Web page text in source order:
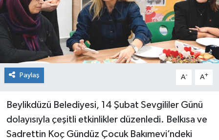
Paylaş A- A+
Beylikdüzü Belediyesi, 14 Şubat Sevgililer Günü
dolayısıyla çeşitli etkinlikler düzenledi. Belkısa ve
Sadrettin Koç Gündüz Çocuk Bakımevi’ndeki